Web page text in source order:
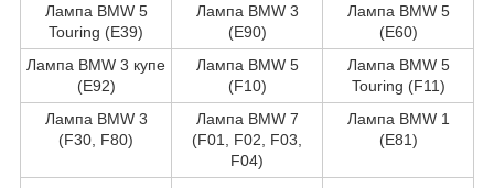
Лампа BMW 5
Touring (E39)
Лампа BMW 3
(E90)
Лампа BMW 5
(E60)
Лампа BMW 3 купе
(E92)
Лампа BMW 5
(F10)
Лампа BMW 5
Touring (F11)
Лампа BMW 3
(F30, F80)
Лампа BMW 7
(F01, F02, F03,
F04)
Лампа BMW 1
(E81)